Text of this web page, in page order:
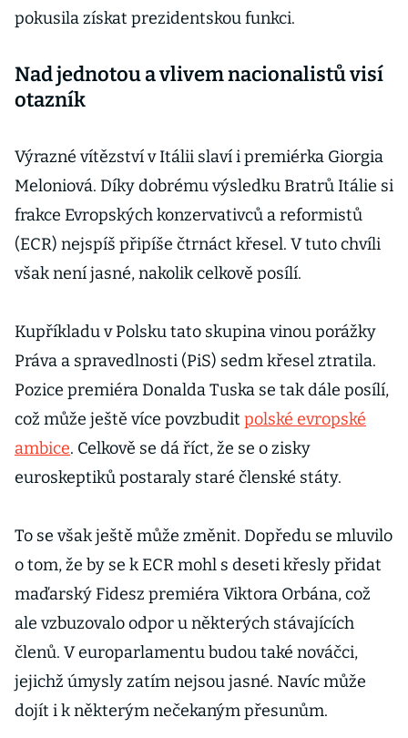
pokusila získat prezidentskou funkci.
Nad jednotou a vlivem nacionalistů visí
otazník
Výrazné vítězství v Itálii slaví i premiérka Giorgia
Meloniová. Díky dobrému výsledku Bratrů Itálie si
frakce Evropských konzervativců a reformistů
(ECR) nejspíš připíše čtrnáct křesel. V tuto chvíli
však není jasné, nakolik celkově posílí.
Kupříkladu v Polsku tato skupina vinou porážky
Práva a spravedlnosti (PiS) sedm křesel ztratila.
Pozice premiéra Donalda Tuska se tak dále posílí,
což může ještě více povzbudit polské evropské
ambice. Celkově se dá říct, že se o zisky
euroskeptiků postaraly staré členské státy.
To se však ještě může změnit. Dopředu se mluvilo
o tom, že by se k ECR mohl s deseti křesly přidat
maďarský Fidesz premiéra Viktora Orbána, což
ale vzbuzovalo odpor u některých stávajících
členů. V europarlamentu budou také nováčci,
jejichž úmysly zatím nejsou jasné. Navíc může
dojít i k některým nečekaným přesunům.